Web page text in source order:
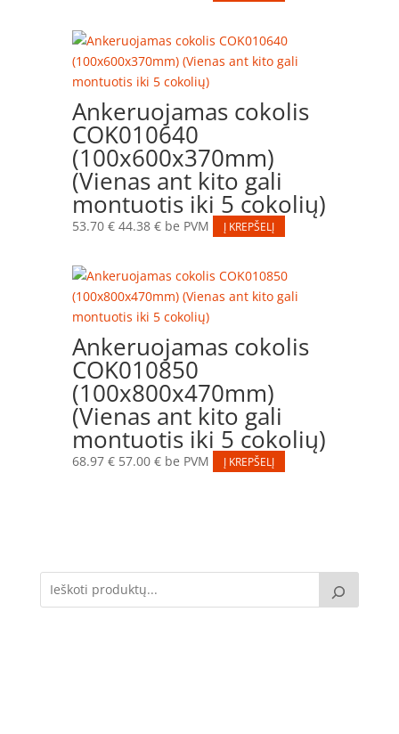
Ankeruojamas cokolis
COK010640
(100x600x370mm)
(Vienas ant kito gali
montuotis iki 5 cokolių)
53.70 € 44.38 €be PVM Į KREPŠELĮ
Ankeruojamas cokolis
COK010850
(100x800x470mm)
(Vienas ant kito gali
montuotis iki 5 cokolių)
68.97 € 57.00 €be PVM Į KREPŠELĮ